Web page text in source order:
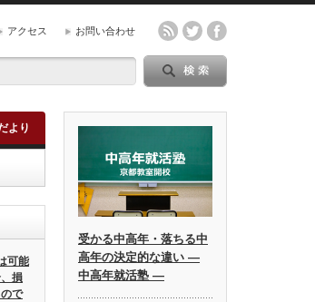
アクセス お問い合わせ
より
可能
損
で
受かる中高年・落ちる中
高年の決定的な違い ―
中高年就活塾 ―